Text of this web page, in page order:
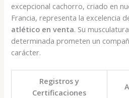
excepcional cachorro, criado en
Francia, representa la excelencia
atlético en venta. Su
determinada prometen un
carácter.
Registros y
Certificaciones